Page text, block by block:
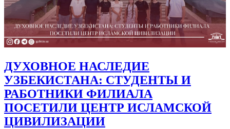
ДУХОВНОЕ НАСЛЕДИЕ
УЗБЕКИСТАНА: СТУДЕНТЫ И
РАБОТНИКИ ФИЛИАЛА
ПОСЕТИЛИ ЦЕНТР ИСЛАМСКОЙ
ЦИВИЛИЗАЦИИ